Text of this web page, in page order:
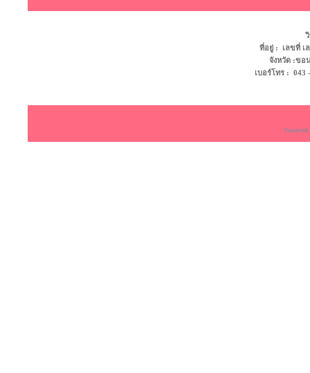
ที่อยู่ : เลขที่ เ
จังหวัด :ข
เบอร์โทร :